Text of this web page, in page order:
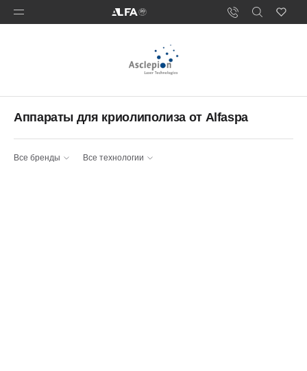
Аппараты для криолиполиза от Alfaspa
Все бренды Все технологии